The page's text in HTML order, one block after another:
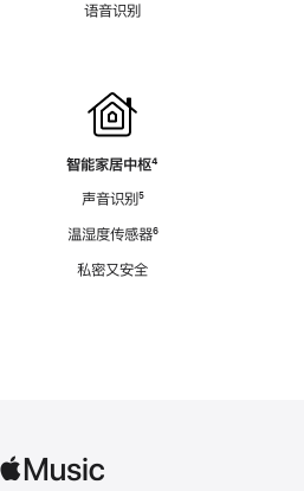
语音识别
智能家居中枢脚
⁴
声音识别脚
⁵
温湿度传感器脚
⁶
私密又安全